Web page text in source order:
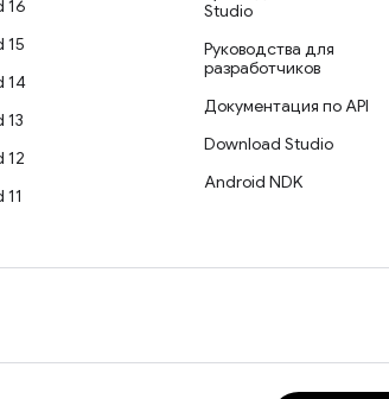
16
15
14
13
12
Studio
Руководства для
разработчиков
Документация по API
Download Studio
Android NDK